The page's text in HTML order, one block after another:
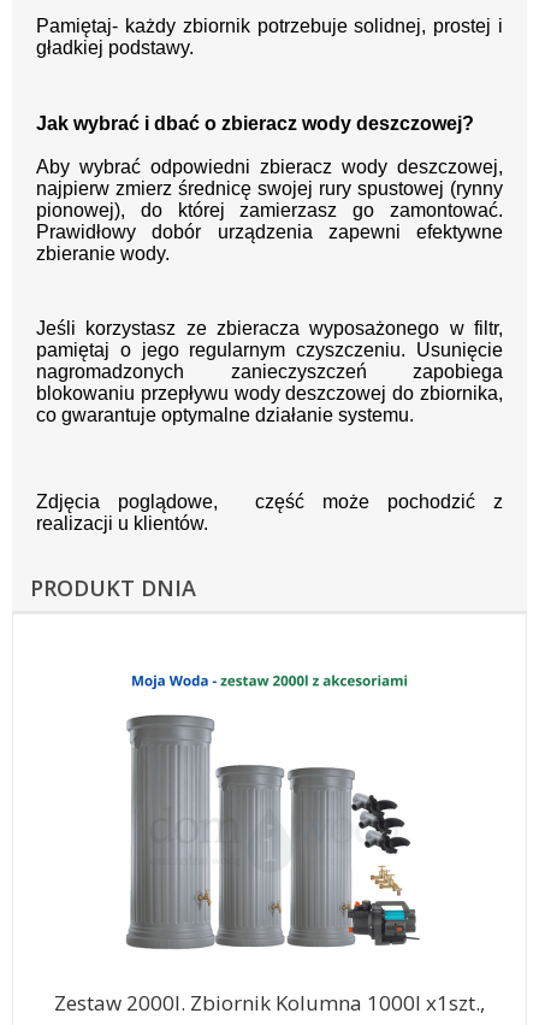
Pamiętaj- każdy zbiornik potrzebuje solidnej, prostej i
gładkiej podstawy.
Jak wybrać i dbać o zbieracz wody deszczowej?
Aby wybrać odpowiedni zbieracz wody deszczowej,
najpierw zmierz średnicę swojej rury spustowej (rynny
pionowej), do której zamierzasz go zamontować.
Prawidłowy dobór urządzenia zapewni efektywne
zbieranie wody.
Jeśli korzystasz ze zbieracza wyposażonego w filtr,
pamiętaj o jego regularnym czyszczeniu. Usunięcie
nagromadzonych zanieczyszczeń zapobiega
blokowaniu przepływu wody deszczowej do zbiornika,
co gwarantuje optymalne działanie systemu.
Zdjęcia poglądowe, część może pochodzić z
realizacji u klientów.
PRODUKT DNIA
Zestaw 2000l. Zbiornik Kolumna 1000l x1szt.,